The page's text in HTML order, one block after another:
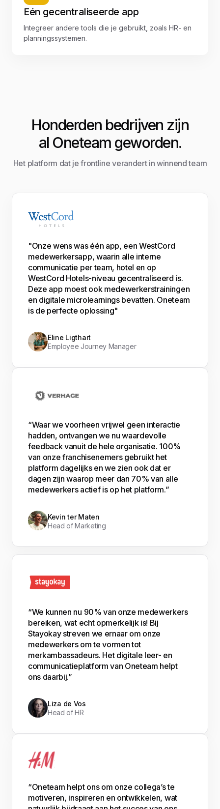
Eén gecentraliseerde app
Integreer andere tools die je gebruikt, zoals HR- en
planningssystemen.
Honderden bedrijven zijn
al Oneteam geworden.
Het platform dat je frontline verandert in winnend team
"Onze wens was één app, een WestCord
medewerkersapp, waarin alle interne
communicatie per team, hotel en op
WestCord Hotels-niveau gecentraliseerd is.
Deze app moest ook medewerkerstrainingen
en digitale microlearnings bevatten. Oneteam
is de perfecte oplossing"
Eline Ligthart
Employee Journey Manager
“Waar we voorheen vrijwel geen interactie
hadden, ontvangen we nu waardevolle
feedback vanuit de hele organisatie. 100%
van onze franchisenemers gebruikt het
platform dagelijks en we zien ook dat er
dagen zijn waarop meer dan 70% van alle
medewerkers actief is op het platform.”
Kevin ter Maten
Head of Marketing
“We kunnen nu 90% van onze medewerkers
bereiken, wat echt opmerkelijk is! Bij
Stayokay streven we ernaar om onze
medewerkers om te vormen tot
merkambassadeurs. Het digitale leer- en
communicatieplatform van Oneteam helpt
ons daarbij.”
Liza de Vos
Head of HR
“Oneteam helpt ons om onze collega’s te
motiveren, inspireren en ontwikkelen, wat